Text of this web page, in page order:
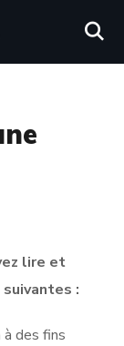
lire et
:
des fins